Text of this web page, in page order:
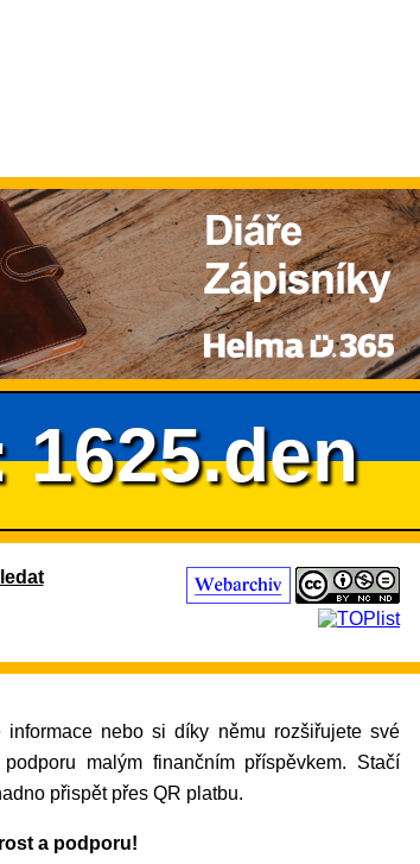
malým finančním příspěvkem. Stačí
přispět přes QR platbu.
a podporu!